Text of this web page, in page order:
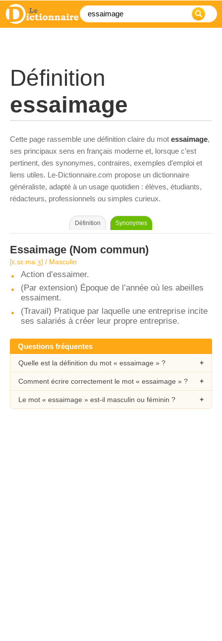
Définition
essaimage
Cette page rassemble une définition claire du mot essaimage,
ses principaux sens en français moderne et, lorsque c’est
pertinent, des synonymes, contraires, exemples d’emploi et
liens utiles. Le-Dictionnaire.com propose un dictionnaire
généraliste, adapté à un usage quotidien : élèves, étudiants,
rédacteurs, professionnels ou simples curieux.
Définition Synonymes
Essaimage (Nom commun)
[ɛ.sɛ.ma.ʒ] / Masculin
Action d’essaimer.
(Par extension) Époque de l’année où les abeilles
essaiment.
(Travail) Pratique par laquelle une entreprise incite
ses salariés à créer leur propre entreprise.
Questions fréquentes
Quelle est la définition du mot « essaimage » ?
Comment écrire correctement le mot « essaimage » ?
Le mot « essaimage » est-il masculin ou féminin ?